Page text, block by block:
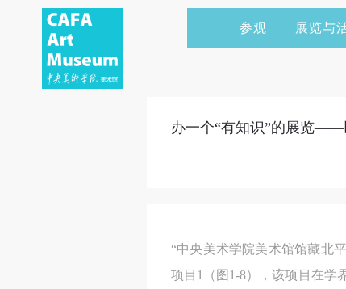
参观 展览与
举办活动
办一个“有知识”的展览——
“中央美术学院美术馆馆藏北
项目1（图1-8），该项目在学